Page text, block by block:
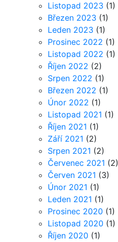
Listopad 2023 (1)
Březen 2023 (1)
Leden 2023 (1)
Prosinec 2022 (1)
Listopad 2022 (1)
Říjen 2022 (2)
Srpen 2022 (1)
Březen 2022 (1)
Únor 2022 (1)
Listopad 2021 (1)
Říjen 2021 (1)
Září 2021 (2)
Srpen 2021 (2)
Červenec 2021 (2)
Červen 2021 (3)
Únor 2021 (1)
Leden 2021 (1)
Prosinec 2020 (1)
Listopad 2020 (1)
Říjen 2020 (1)